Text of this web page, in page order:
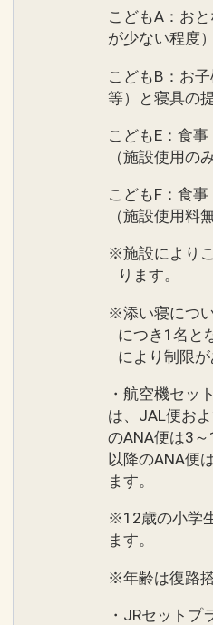
こどもA：お
が少ない程度
こどもB：お
等）と寝具の
こどもE：食
（施設使用のみ
こどもF：食
（施設使用料
※施設により
ります。
※添い寝につ
につき1名と
により制限が
・航空機セッ
は、JAL便お
のANA便は3
以降のANA便
ます。
※12歳の小学
ます。
※年齢は復路
・JRセットプ